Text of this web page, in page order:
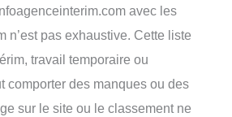
avec les
n’est pas exhaustive. Cette liste
travail temporaire ou
comporter des manques ou des
sur le site ou le classement ne